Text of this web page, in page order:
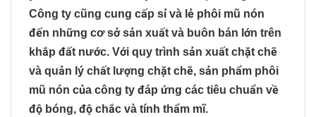
Công ty cũng cung cấp sỉ và lẻ phôi mũ nón
đến những cơ sở sản xuất và buôn bán lớn trên
khắp đất nước. Với quy trình sản xuất chặt chẽ
và quản lý chất lượng chặt chẽ, sản phẩm phôi
mũ nón của công ty đáp ứng các tiêu chuẩn về
độ bóng, độ chắc và tính thẩm mĩ.